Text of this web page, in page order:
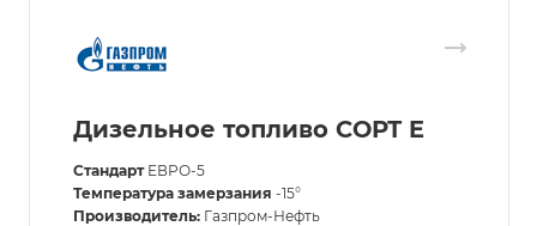
Дизельное топливо СОРТ E
СтандартЕВРО-5
Температура замерзания -15°
Производитель: Газпром-Нефть